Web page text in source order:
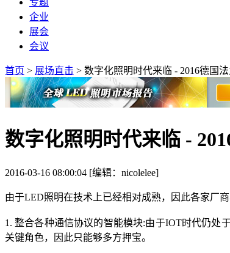
专题
企业
展会
会议
首页 > 展场直击 > 数字化照明时代来临 - 2016德国
数字化照明时代来临 -
2016-03-16 08:00:04 [编辑：nicolelee]
由于LED照明在技术上已经相对成熟，因此各家厂
1. 整合各种通信协议的智能模块:由于IOT时代仍处
关键角色，因此只能够多方押宝。